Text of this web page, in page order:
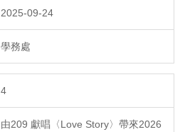
2025-09-24
學務處
4
由209 獻唱〈Love Story〉帶來2026